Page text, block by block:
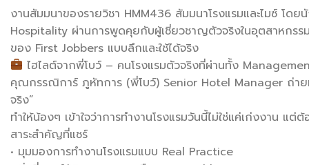
งานสัมมนาของรายวิชา HMM436 สัมมนาโรงแรมและไมซ์ โด
Hospitality ผ่านการพูดคุยกับผู้เชี่ยวชาญตัวจริงในอุตสาหกรร
ของ First Jobbers แบบลึกและใช้ได้จริง
ไฮไลต์จากพี่โบว์ – คนโรงแรมตัวจริงที่ผ่านทั้ง
คุณกรรณิการ์ ภูหัทการ (พี่โบว์) Senior Hotel Manager ถ่าย
จริง”
ทำให้น้องๆ เข้าใจว่าการทำงานโรงแรมวันนี้ไม่ใช่แค่เก่งงาน แต่
สาระสำคัญที่แชร์
• มุมมองการทำงานโรงแรมแบบ Real Practice